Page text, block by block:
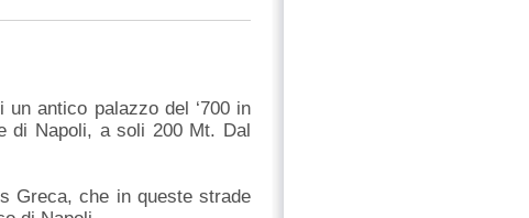
antico palazzo del ‘700 in
di Napoli, a soli 200 Mt. Dal
Greca, che in queste strade